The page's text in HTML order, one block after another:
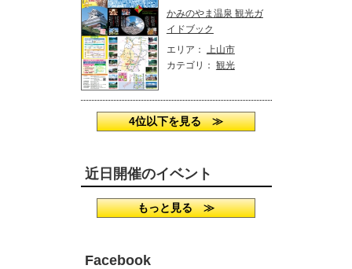
かみのやま温泉 観光ガ
イドブック
エリア： 上山市
カテゴリ： 観光
4位以下を見る ≫
近日開催のイベント
もっと見る ≫
Facebook